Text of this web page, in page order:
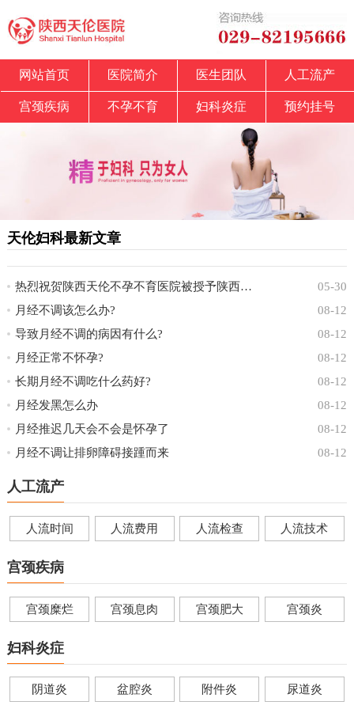
网站首页 医院简介 医生团队 人工流产
宫颈疾病 不孕不育 妇科炎症 预约挂号
天伦妇科最新文章
05-30
热烈祝贺陕西天伦不孕不育医院被授予陕西省中
08-12
月经不调该怎么办?
08-12
导致月经不调的病因有什么?
08-12
月经正常不怀孕?
08-12
长期月经不调吃什么药好?
08-12
月经发黑怎么办
08-12
月经推迟几天会不会是怀孕了
08-12
月经不调让排卵障碍接踵而来
人工流产
人流时间 人流费用 人流检查 人流技术
宫颈疾病
宫颈糜烂 宫颈息肉 宫颈肥大 宫颈炎
妇科炎症
阴道炎 盆腔炎 附件炎 尿道炎